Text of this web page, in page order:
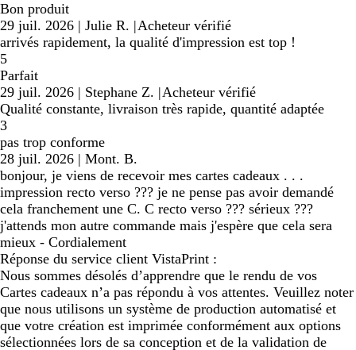
Bon produit
29 juil. 2026 | Julie R. |Acheteur vérifié
arrivés rapidement, la qualité d'impression est top !
5
Parfait
29 juil. 2026 | Stephane Z. |Acheteur vérifié
Qualité constante, livraison très rapide, quantité adaptée
3
pas trop conforme
28 juil. 2026 | Mont. B.
bonjour, je viens de recevoir mes cartes cadeaux . . .
impression recto verso ??? je ne pense pas avoir demandé
cela franchement une C. C recto verso ??? sérieux ???
j'attends mon autre commande mais j'espère que cela sera
mieux - Cordialement
Réponse du service client VistaPrint :
Nous sommes désolés d’apprendre que le rendu de vos
Cartes cadeaux n’a pas répondu à vos attentes. Veuillez noter
que nous utilisons un système de production automatisé et
que votre création est imprimée conformément aux options
sélectionnées lors de sa conception et de la validation de